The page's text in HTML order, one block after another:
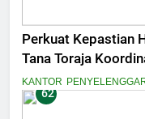
Perkuat Kepastian
Tana Toraja
KANTOR
62